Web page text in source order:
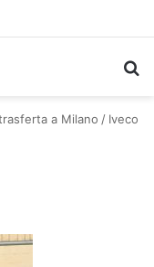
a Milano / Iveco